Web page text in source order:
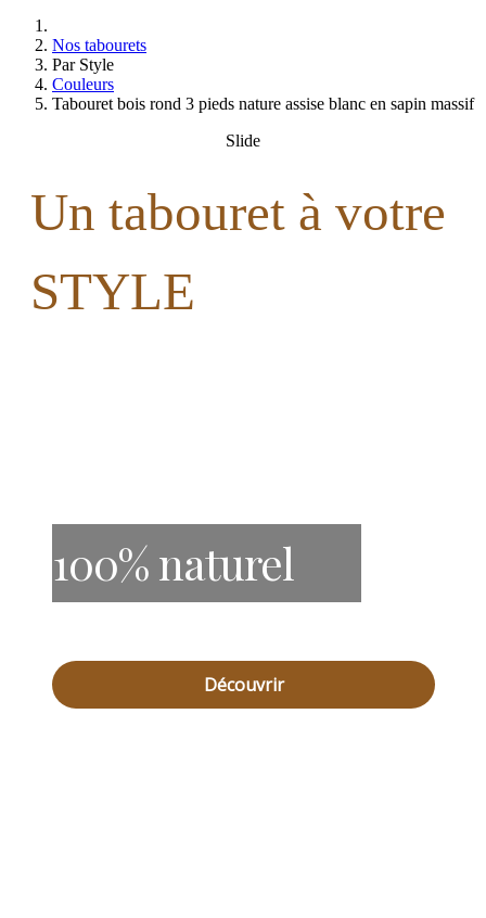
Nos tabourets
Par Style
Couleurs
Tabouret bois rond 3 pieds nature assise blanc en sapin massif
Slide
Un tabouret à votre
STYLE
100% naturel
Découvrir